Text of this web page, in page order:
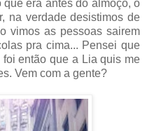
era antes do almoço, o
na verdade desistimos de
vimos as pessoas sairem
pra cima... Pensei que
então que a Lia quis me
Vem com a gente?